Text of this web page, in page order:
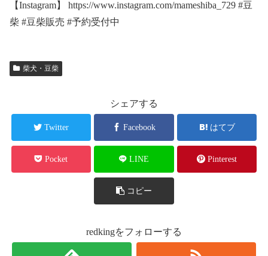
【Instagram】 https://www.instagram.com/mameshiba_729 #豆
柴 #豆柴販売 #予約受付中
柴犬・豆柴
シェアする
Twitter Facebook はてブ
Pocket LINE Pinterest
コピー
redkingをフォローする